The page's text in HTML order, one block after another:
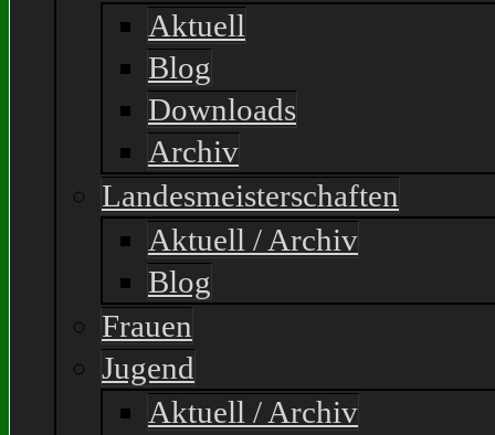
Aktuell
Blog
Downloads
Archiv
Landesmeisterschaften
Aktuell / Archiv
Blog
Frauen
Jugend
Aktuell / Archiv